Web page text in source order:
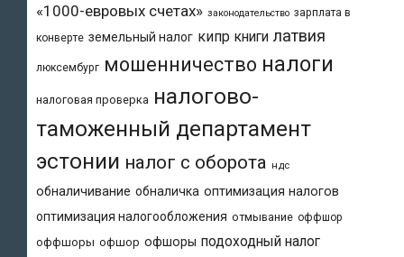
«1000-евровых счетах» законодательство зарплата в
конверте земельный налог кипр книги латвия
люксембург мошенничество налоги
налоговая проверка налогово-
таможенный департамент
эстонии налог с оборота ндс
обналичивание обналичка оптимизация налогов
оптимизация налогообложения отмывание оффшор
оффшоры офшор офшоры подоходный налог